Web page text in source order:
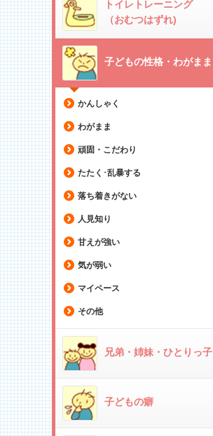
トイレトレーニング
（おむつはずれ)
子どもの性格・わがまま
かんしゃく
わがまま
頑固・こだわり
たたく･乱暴する
落ち着きがない
人見知り
甘えが強い
気が弱い
マイペース
その他
兄弟・姉妹・ひとりっ子
子どもの癖